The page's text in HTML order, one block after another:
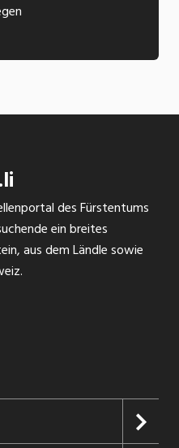
des Fürstentums
ein breites
aus dem Ländle sowie